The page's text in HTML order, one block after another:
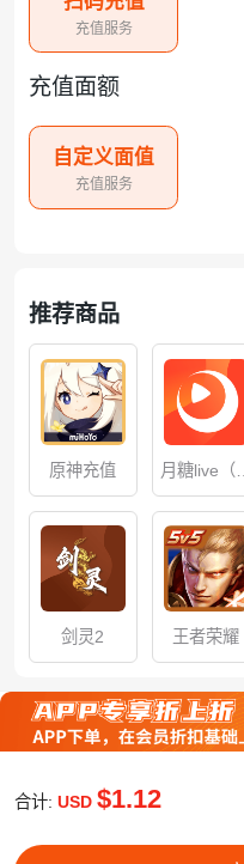
充值服务
充值面额
自定义面值
充值服务
推荐商品
原神充值
月糖live（原
快月）
剑灵2 王者荣耀
合计: USD $1.12